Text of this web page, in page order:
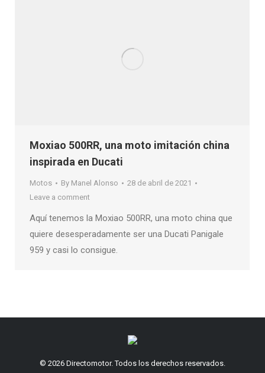
Moxiao 500RR, una moto imitación china
inspirada en Ducati
Motos By Manel Alonso
28 de abril de 2021
Leave a comment
Aquí tenemos la Moxiao 500RR, una moto china que
quiere desesperadamente ser una Ducati Panigale
959 y casi lo consigue.
© 2026 Directomotor. Todos los derechos reservados.